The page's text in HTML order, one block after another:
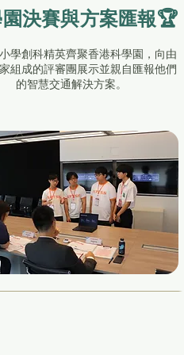
決賽與方案匯報🏆
學創科精英齊聚香港科學園，向由
組成的評審團展示並親自匯報他們
的智慧交通解決方案。